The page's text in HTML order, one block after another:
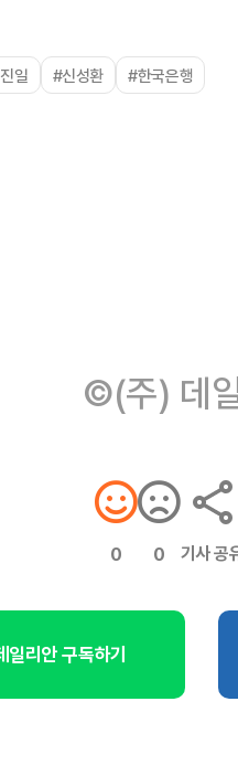
일 #신성환 #한국은행
©(주) 데
0 0 기사 공
일리안 구독하기